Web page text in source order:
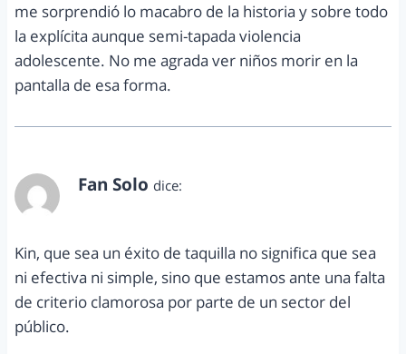
me sorprendió lo macabro de la historia y sobre todo
la explícita aunque semi-tapada violencia
adolescente. No me agrada ver niños morir en la
pantalla de esa forma.
Fan Solo dice:
Kin, que sea un éxito de taquilla no significa que sea
ni efectiva ni simple, sino que estamos ante una falta
de criterio clamorosa por parte de un sector del
público.